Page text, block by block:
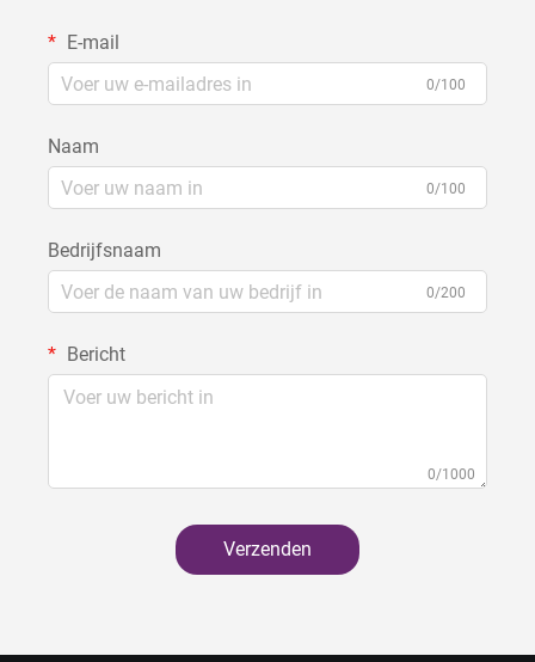
E-mail
0/100
Naam
0/100
Bedrijfsnaam
0/200
Bericht
0/1000
Verzenden